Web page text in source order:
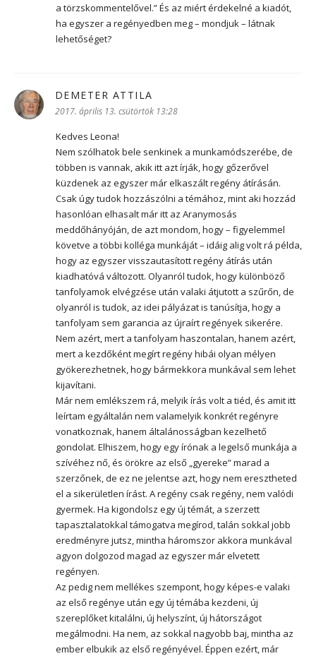
a törzskommentelővel.” És az miért érdekelné a kiadót,
ha egyszer a regényedben meg – mondjuk – látnak
lehetőséget?
DEMETER ATTILA
2017. április 13. csütörtök 13:28
Kedves Leona!
Nem szólhatok bele senkinek a munkamódszerébe, de
többen is vannak, akik itt azt írják, hogy gőzerővel
küzdenek az egyszer már elkaszált regény átírásán.
Csak úgy tudok hozzászólni a témához, mint aki hozzád
hasonlóan elhasalt már itt az Aranymosás
meddőhányóján, de azt mondom, hogy – figyelemmel
követve a többi kolléga munkáját – idáig alig volt rá példa,
hogy az egyszer visszautasított regény átírás után
kiadhatóvá változott. Olyanról tudok, hogy különböző
tanfolyamok elvégzése után valaki átjutott a szűrőn, de
olyanról is tudok, az idei pályázat is tanúsítja, hogy a
tanfolyam sem garancia az újraírt regények sikerére.
Nem azért, mert a tanfolyam haszontalan, hanem azért,
mert a kezdőként megírt regény hibái olyan mélyen
gyökerezhetnek, hogy bármekkora munkával sem lehet
kijavítani.
Már nem emlékszem rá, melyik írás volt a tiéd, és amit itt
leírtam egyáltalán nem valamelyik konkrét regényre
vonatkoznak, hanem általánosságban kezelhető
gondolat. Elhiszem, hogy egy írónak a legelső munkája a
szívéhez nő, és örökre az első „gyereke” marad a
szerzőnek, de ez ne jelentse azt, hogy nem eresztheted
el a sikerületlen írást. A regény csak regény, nem valódi
gyermek. Ha kigondolsz egy új témát, a szerzett
tapasztalatokkal támogatva megírod, talán sokkal jobb
eredményre jutsz, mintha háromszor akkora munkával
agyon dolgozod magad az egyszer már elvetett
regényen.
Az pedig nem mellékes szempont, hogy képes-e valaki
az első regénye után egy új témába kezdeni, új
szereplőket kitalálni, új helyszínt, új hátországot
megálmodni. Ha nem, az sokkal nagyobb baj, mintha az
ember elbukik az első regényével. Éppen ezért, már